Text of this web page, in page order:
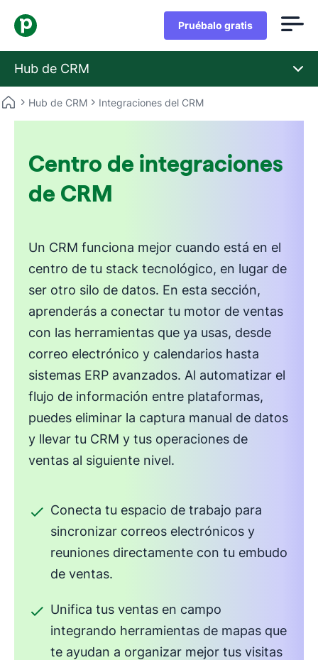
Pruébalo gratis
Hub de CRM
Hub de CRM Integraciones del CRM
Centro de integraciones
de CRM
Un CRM funciona mejor cuando está en el
centro de tu stack tecnológico, en lugar de
ser otro silo de datos. En esta sección,
aprenderás a conectar tu motor de ventas
con las herramientas que ya usas, desde
correo electrónico y calendarios hasta
sistemas ERP avanzados. Al automatizar el
flujo de información entre plataformas,
puedes eliminar la captura manual de datos
y llevar tu CRM y tus operaciones de
ventas al siguiente nivel.
Conecta tu espacio de trabajo para
sincronizar correos electrónicos y
reuniones directamente con tu embudo
de ventas.
Unifica tus ventas en campo
integrando herramientas de mapas que
te ayudan a organizar mejor tus visitas